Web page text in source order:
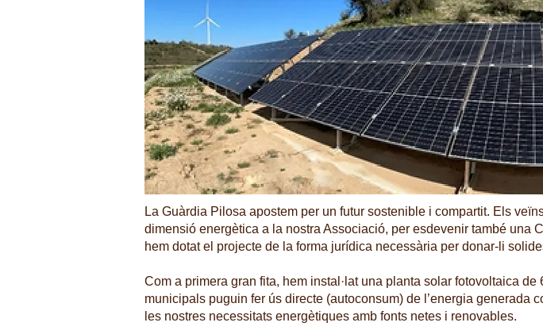
La Guàrdia Pilosa apostem per un futur sostenible i compartit. Els
dimensió energètica a la nostra Associació, per esdevenir també una
hem dotat el projecte de la forma jurídica necessària per donar-li
Com a primera gran fita, hem instal·lat una planta solar fotovoltaica
municipals puguin fer ús directe (autoconsum) de l’energia generada
les nostres necessitats energètiques amb fonts netes i renovables.